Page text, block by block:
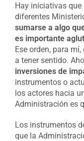
Hay iniciativas que
diferentes
sumarse a algo
es importante
Ese orden, para
a tener sentido.
inversiones de
instrumentos o
los actores hacia
Administración es
Los instrumentos
que la